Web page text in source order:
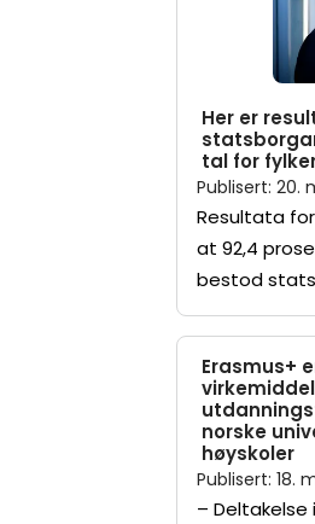
Her er
tal for
Publisert: 20.
Resultata
at 92,4
bestod
Erasmus+
norske
høyskoler
Publisert: 18.
–